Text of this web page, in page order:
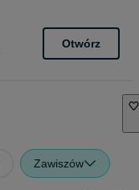
Otwórz
Zawiszów